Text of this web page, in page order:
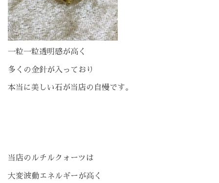
一粒一粒透明感が高く
多くの金針が入っており
本当に美しい石が当店の自慢です。
当店のルチルクォーツは
大変波動エネルギーが高く